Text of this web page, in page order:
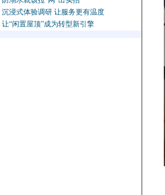
沉浸式体验调研 让服务更有温度
让“闲置屋顶”成为转型新引擎